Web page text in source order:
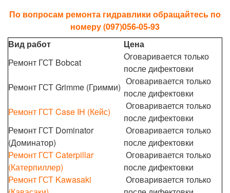
По вопросам ремонта гидравлики обращайтесь по
номеру (097)056-05-93
Вид работ
Цена
Ремонт ГСТ Bobcat
Оговаривается только
после дифектовки
Ремонт ГСТ Grimme (Гримми)
Оговаривается только
после дифектовки
Ремонт ГСТ Case IH (Кейс)
Оговаривается только
после дифектовки
Ремонт ГСТ Dominator
(Доминатор)
Оговаривается только
после дифектовки
Ремонт ГСТ Caterpillar
(Катерпиллер)
Оговаривается только
после дифектовки
Ремонт ГСТ Kawasaki
Оговаривается только